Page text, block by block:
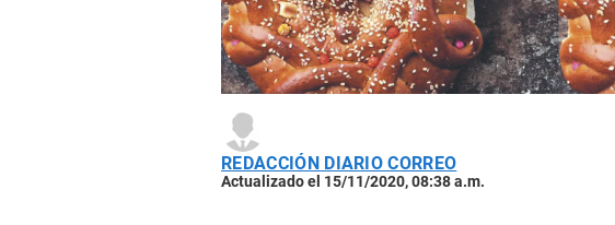
REDACCIÓN DIARIO CORREO
Actualizado el 15/11/2020, 08:38 a.m.